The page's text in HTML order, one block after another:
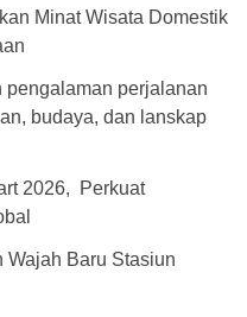
Minat Wisata Domestik
pengalaman perjalanan
budaya, dan lanskap
2026, Perkuat
Wajah Baru Stasiun